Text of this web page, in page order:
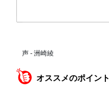
声 - 洲崎綾
オススメのポイント